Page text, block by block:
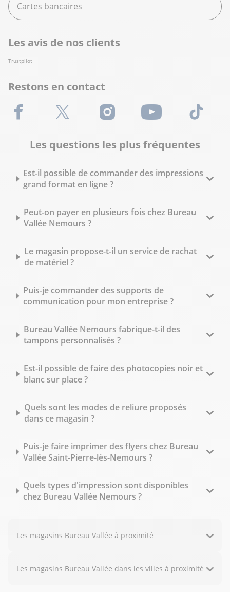
Cartes bancaires
Les avis de nos clients
Trustpilot
Restons en contact
Facebook X (Twitter) Instagram Youtube TikTok
Les questions les plus fréquentes
Est-il possible de commander des impressions
grand format en ligne ?
Peut-on payer en plusieurs fois chez Bureau
Vallée Nemours ?
Le magasin propose-t-il un service de rachat
de matériel ?
Puis-je commander des supports de
communication pour mon entreprise ?
Bureau Vallée Nemours fabrique-t-il des
tampons personnalisés ?
Est-il possible de faire des photocopies noir et
blanc sur place ?
Quels sont les modes de reliure proposés
dans ce magasin ?
Puis-je faire imprimer des flyers chez Bureau
Vallée Saint-Pierre-lès-Nemours ?
Quels types d'impression sont disponibles
chez Bureau Vallée Nemours ?
Les magasins Bureau Vallée à proximité
Les magasins Bureau Vallée dans les villes à proximité